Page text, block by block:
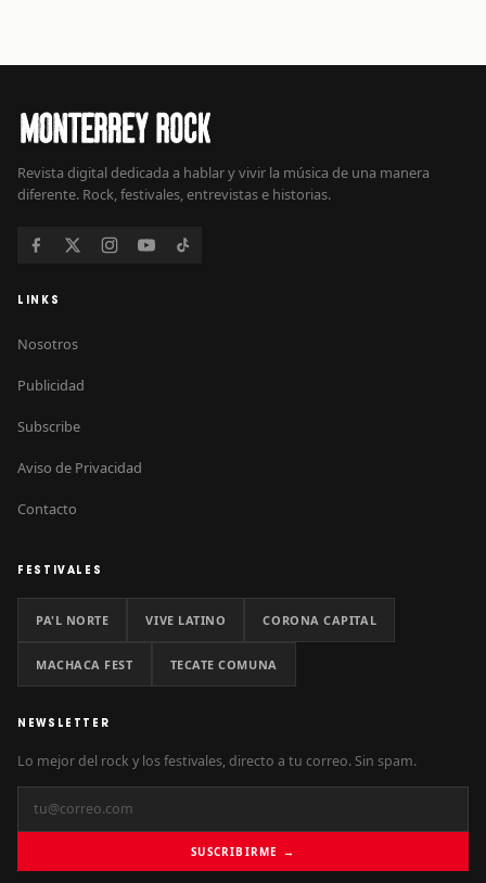
Revista digital dedicada a hablar y vivir la música de una manera
diferente. Rock, festivales, entrevistas e historias.
LINKS
Nosotros
Publicidad
Subscribe
Aviso de Privacidad
Contacto
FESTIVALES
PA'L NORTE VIVE LATINO CORONA CAPITAL
MACHACA FEST TECATE COMUNA
NEWSLETTER
Lo mejor del rock y los festivales, directo a tu correo. Sin spam.
SUSCRIBIRME →